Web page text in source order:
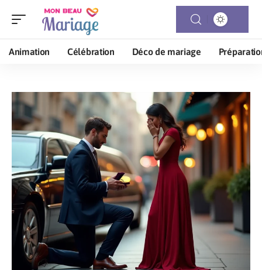
Animation Célébration Déco de mariage